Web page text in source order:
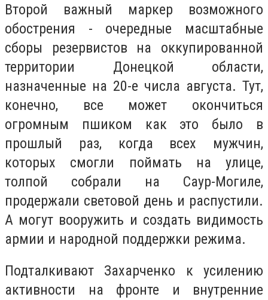
Второй важный маркер возможного
обострения - очередные масштабные
сборы резервистов на оккупированной
территории Донецкой области,
назначенные на 20-е числа августа. Тут,
конечно, все может окончиться
огромным пшиком как это было в
прошлый раз, когда всех мужчин,
которых смогли поймать на улице,
толпой собрали на Саур-Могиле,
продержали световой день и распустили.
А могут вооружить и создать видимость
армии и народной поддержки режима.
Подталкивают Захарченко к усилению
активности на фронте и внутренние